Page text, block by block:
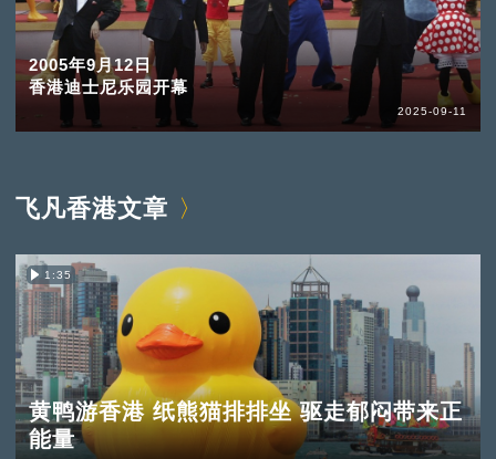
2005年9月12日
香港迪士尼乐园开幕
2025-09-11
飞凡香港文章
1:35
黄鸭游香港 纸熊猫排排坐 驱走郁闷带来正
能量